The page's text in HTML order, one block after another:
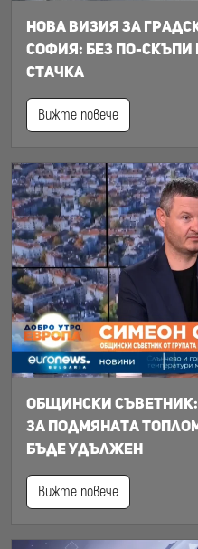
Нова визия за
София: Без по-скъпи
стачка
Вижте повече
Общински съветник:
за подмяната
бъде удължен
Вижте повече